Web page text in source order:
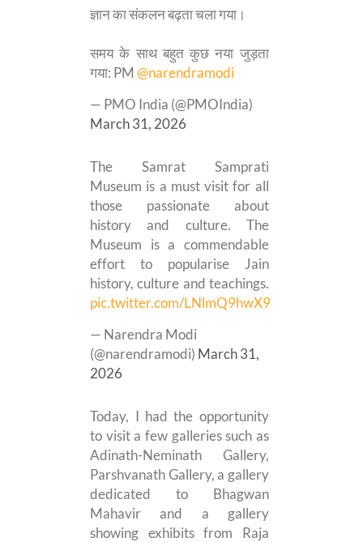
ज्ञान का संकलन बढ़ता चला गया।
समय के साथ बहुत कुछ नया जुड़ता
गया: PM@narendramodi
— PMO India (@PMOIndia)
March 31, 2026
The Samrat Samprati
Museum is a must visit for all
those passionate about
history and culture. The
Museum is a commendable
effort to popularise Jain
history, culture and teachings.
pic.twitter.com/LNlmQ9hwX9
— Narendra Modi
(@narendramodi) March 31,
2026
Today, I had the opportunity
to visit a few galleries such as
Adinath-Neminath Gallery,
Parshvanath Gallery, a gallery
dedicated to Bhagwan
Mahavir and a gallery
showing exhibits from Raja